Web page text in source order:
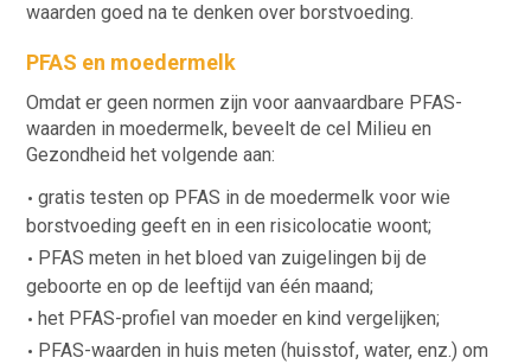
waarden goed na te denken over borstvoeding.
PFAS en moedermelk
Omdat er geen normen zijn voor aanvaardbare PFAS-
waarden in moedermelk, beveelt de cel Milieu en
Gezondheid het volgende aan:
gratis testen op PFAS in de moedermelk voor wie
borstvoeding geeft en in een risicolocatie woont;
PFAS meten in het bloed van zuigelingen bij de
geboorte en op de leeftijd van één maand;
het PFAS-profiel van moeder en kind vergelijken;
PFAS-waarden in huis meten (huisstof, water, enz.) om